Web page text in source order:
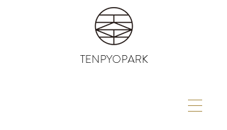
TENPYOPARK